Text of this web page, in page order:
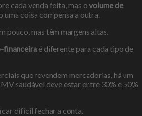
cada venda feita, mas o volume de
uma coisa compensa a outra.
pouco, mas têm margens altas.
financeira é diferente para cada tipo de
que revendem mercadorias, há um
saudável deve estar entre 30% e 50%
difícil fechar a conta.